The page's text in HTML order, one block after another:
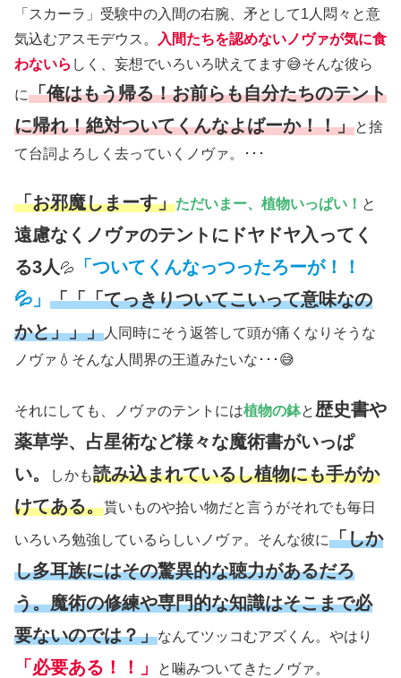
「スカーラ」受験中の入間の右腕、矛として1人悶々と意
気込むアスモデウス。
入間たちを認めないノヴァが気に食
わないら しく、妄想でいろいろ吠えてます😅そんな彼ら
に「俺はもう帰る！お前らも自分たちのテント
に帰れ！絶対ついてくんなよばーか！！」と捨
て台詞よろしく去っていくノヴァ。･･･
「お邪魔しまーす」ただいまー、植物いっぱい！ と
遠慮なくノヴァのテントにドヤドヤ入ってく
る3人 💦
「ついてくんなっつったろーが！！
💦」 「「「てっきりついてこいって意味なの
かと」」」 人同時にそう返答して頭が痛くなりそうな
ノヴァ💧そんな人間界の王道みたいな･･･😅
それにしても、ノヴァのテントには植物の鉢と 歴史書や
薬草学、占星術など様々な魔術書がいっぱ
い。
しかも読み込まれているし植物にも手がか
けてある。貰いものや拾い物だと言うがそれでも毎日
いろいろ勉強しているらしいノヴァ。そんな彼に「しか
し多耳族にはその驚異的な聴力があるだろ
う。魔術の修練や専門的な知識はそこまで必
要ないのでは？」なんてツッコむアズくん。やはり
「必要ある！！」 と噛みついてきたノヴァ。